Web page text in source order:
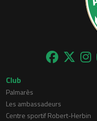
Club
Palmarès
Les ambassadeurs
Centre sportif Robert-Herbin